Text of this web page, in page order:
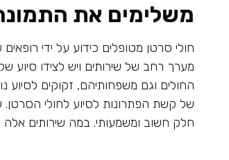
משלימים את
חולי סרטן מטופלים כידוע על ידי
מערך רחב של שירותים ויש לצידו סיוע
החולים וגם משפחותיהם, זקוקים לסיוע
של קשת הפתרונות לסיוע לחולי הסרטן.
חלק חשוב ומשמעותי. במה שירותים